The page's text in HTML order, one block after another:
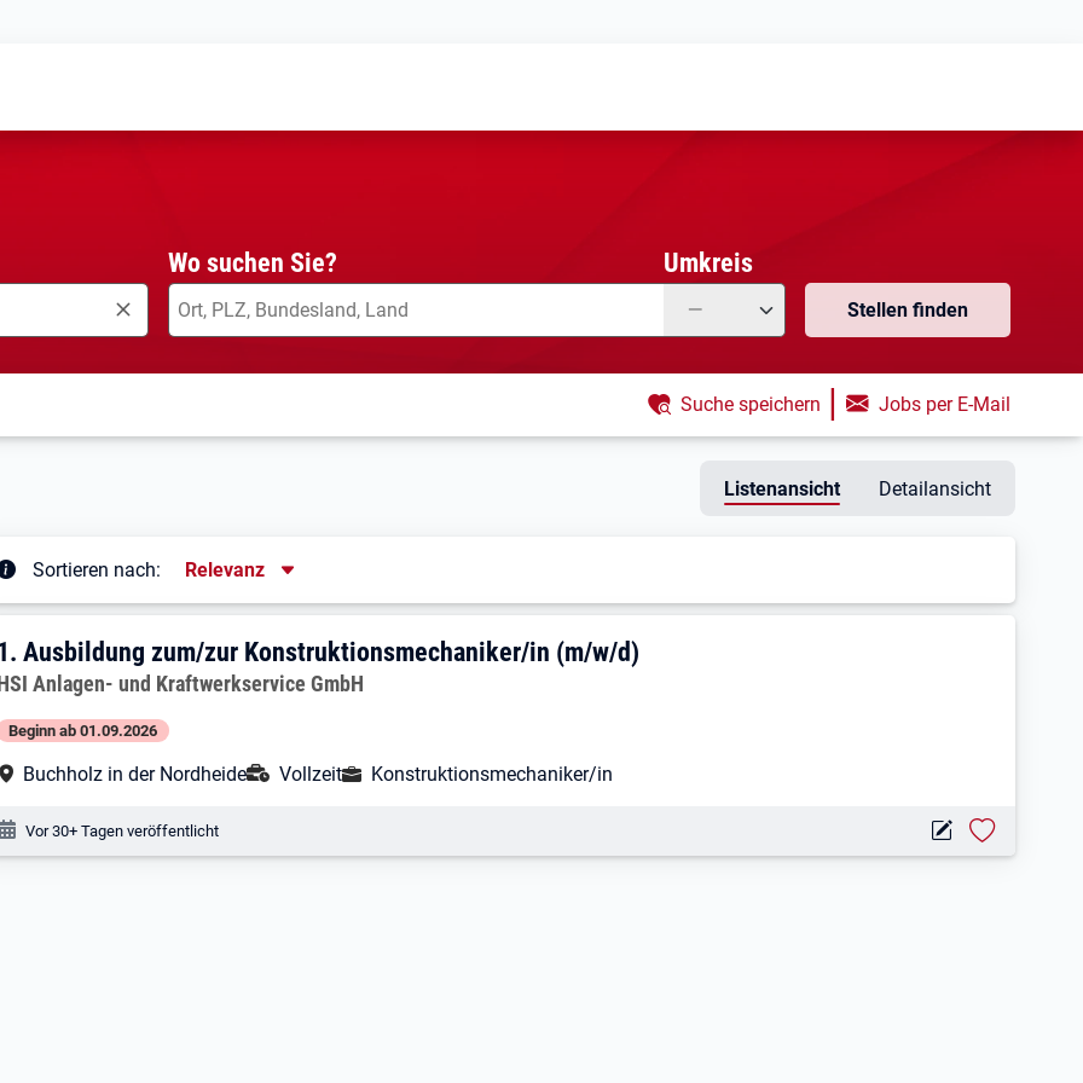
Wo suchen Sie? Umkreis
— Stellen finden
Suche speichern | Jobs per E-Mail
Listenansicht Detailansicht
Sortieren nach: Sortierung
Relevanz
Ergebnis: Ausbildung zum/zur Konstruktionsmechaniker/in (m/w/d)
Ausbildung zum/zur Konstruktionsmechaniker/in (m/w/d)
Anlagen- und Kraftwerkservice GmbH
Beginn ab 01.09.2026
Arbeitsort:
Buchholz in der Nordheide Anstellungsart:
VollzeitAusbildungsberuf:
Konstruktionsmechaniker/in
Veröffentlichungsdatum:
Vor 30+ Tagen veröffentlicht